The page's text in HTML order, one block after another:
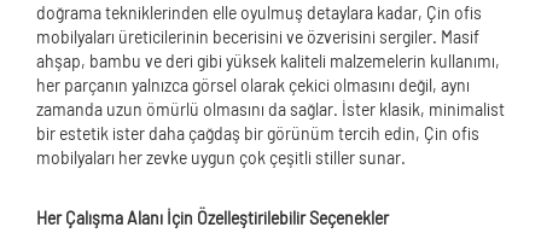
doğrama tekniklerinden elle oyulmuş detaylara kadar, Çin ofis
mobilyaları üreticilerinin becerisini ve özverisini sergiler. Masif
ahşap, bambu ve deri gibi yüksek kaliteli malzemelerin kullanımı,
her parçanın yalnızca görsel olarak çekici olmasını değil, aynı
zamanda uzun ömürlü olmasını da sağlar. İster klasik, minimalist
bir estetik ister daha çağdaş bir görünüm tercih edin, Çin ofis
mobilyaları her zevke uygun çok çeşitli stiller sunar.
Her Çalışma Alanı İçin Özelleştirilebilir Seçenekler